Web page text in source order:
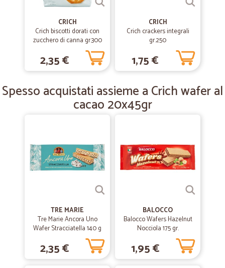
ciò di cui necessitiamo in ufficio. Rapidi, precisi e convenienti
—Trustpilot
Tempistica rispettata e spesa ok.
Tempistica rispettata e spesa ok. Ho fatto una spesa “prudente”
tempo al supermercato. Mi sono trovata davvero bene e la scelta la
consiglio!
CRICH
Crich biscotti dorati con
zucchero di canna gr.300
2,35 €
CRICH
Crich crackers integrali
gr.250
1,75 €
Spesso acquistati assieme a Crich wafer al
cacao 20x45gr
TRE MARIE
Tre Marie Ancora Uno
Wafer Stracciatella 140 g
2,35 €
BALOCCO
Balocco Wafers Hazelnut
Nocciola 175 gr.
1,95 €